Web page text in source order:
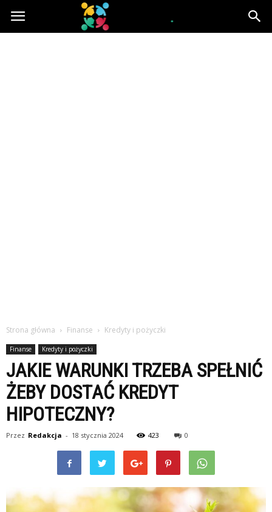
iGroup.pl
Strona główna Finanse Kredyty i pożyczki
Finanse Kredyty i pożyczki
JAKIE WARUNKI TRZEBA SPEŁNIĆ
ŻEBY DOSTAĆ KREDYT
HIPOTECZNY?
Przez Redakcja - 18 stycznia 2024 423 0